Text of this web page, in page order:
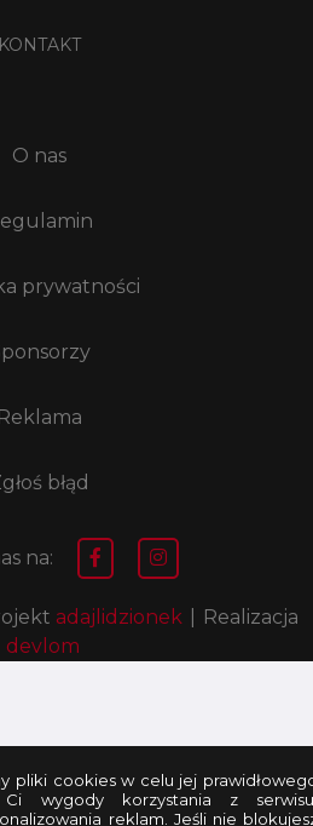
KONTAKT
O nas
prywatności
Reklama
błąd
na:
adajlidzionek
Realizacja
devlom
pliki cookies w celu jej
Ci wygody korzystania z
reklam. Jeśli nie